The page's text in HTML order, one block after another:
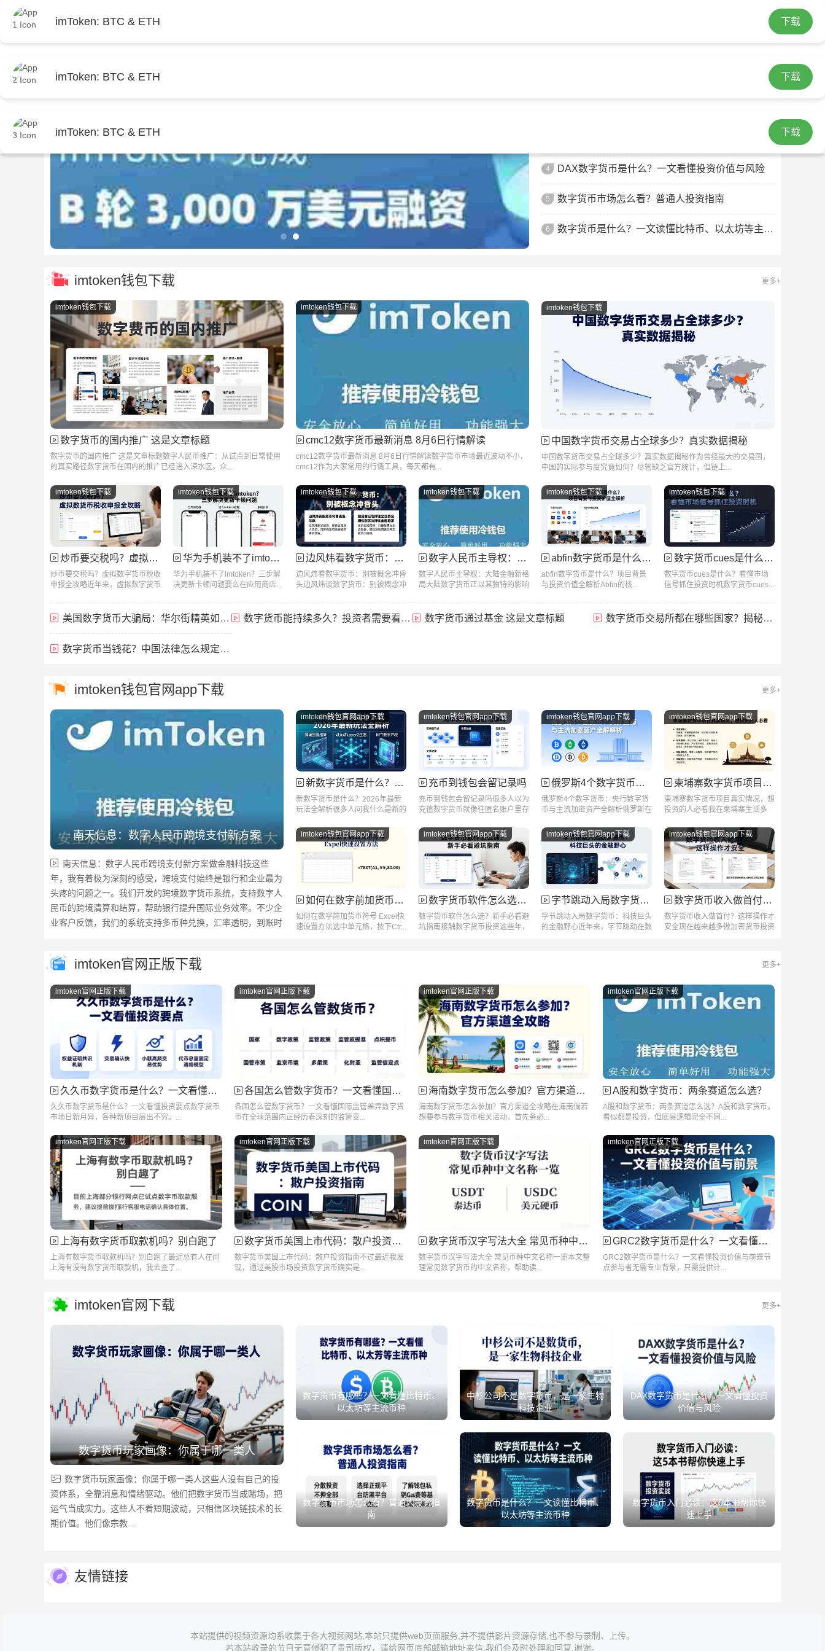
imToken: BTC & ETH 下载
imToken: BTC & ETH 下载
imToken: BTC & ETH 下载
4 DAX数字货币是什么？一文看懂投资价值与风险
5 数字货币市场怎么看？普通人投资指南
6 数字货币是什么？一文读懂比特币、以太坊等主流币种
imtoken钱包下载 更多+
imtoken钱包下载
数字货币的国内推广 这是文章标题
数字货币的国内推广 这是文章标题数字人民币推广：从试点到日常使用
的真实路径数字货币在国内的推广已经进入深水区。众...
imtoken钱包下载
cmc12数字货币最新消息 8月6日行情解读
cmc12数字货币最新消息 8月6日行情解读数字货币市场最近波动不小，
cmc12作为大家常用的行情工具，每天都有...
imtoken钱包下载
中国数字货币交易占全球多少？真实数据揭秘
中国数字货币交易占全球多少？真实数据揭秘作为曾经最大的交易国，
中国的实际参与度究竟如何？尽管缺乏官方统计，但链上...
imtoken钱包下载
炒币要交税吗？虚拟数字货币税收申报全攻略
炒币要交税吗？虚拟数字货币税收
申报全攻略近年来，虚拟数字货币
imtoken钱包下载
华为手机装不了imtoken？三步解决更新卡顿问题
华为手机装不了imtoken？三步解
决更新卡顿问题要么在应用商店...
imtoken钱包下载
边风炜看数字货币：别被概念冲昏头
边风炜看数字货币：别被概念冲昏
头边风炜谈数字货币：别被概念冲
imtoken钱包下载
数字人民币主导权：大陆金融新格局
数字人民币主导权：大陆金融新格
局大陆数字货币正以其独特的影响
imtoken钱包下载
abfin数字货币是什么？项目背景与投资价值全解析
abfin数字货币是什么？项目背景
与投资价值全解析Abfin的核...
imtoken钱包下载
数字货币cues是什么？看懂市场信号抓住投资时机
数字货币cues是什么？看懂市场
信号抓住投资时机数字货币cues...
美国数字货币大骗局：华尔街精英如何收割普通人的血汗钱 数字货币能持续多久？投资者需要看清的真相 数字货币通过基金 这是文章标题 数字货币交易所都在哪些国家？揭秘选址背后的秘密
数字货币当钱花？中国法律怎么规定的？
imtoken钱包官网app下载 更多+
南天信息：数字人民币跨境支付新方案
南天信息：数字人民币跨境支付新方案做金融科技这些
年，我有着极为深刻的感受，跨境支付始终是银行和企业最为
头疼的问题之一。我们开发的跨境数字货币系统，支持数字人
民币的跨境清算和结算，帮助银行提升国际业务效率。不少企
业客户反馈，我们的系统支持多币种兑换，汇率透明，到账时
imtoken钱包官网app下载
新数字货币是什么？2026年最新玩法全解析
新数字货币是什么？2026年最新
玩法全解析很多人问我什么是新的
imtoken钱包官网app下载
充币到钱包会留记录吗
充币到钱包会留记录吗很多人以为
充值数字货币就像往匿名账户里存
imtoken钱包官网app下载
俄罗斯4个数字货币：央行数字货币与主流加密资产全解析
俄罗斯4个数字货币：央行数字货
币与主流加密资产全解析俄罗斯在
imtoken钱包官网app下载
柬埔寨数字货币项目真实情况，想投资的人必看
柬埔寨数字货币项目真实情况，想
投资的人必看我在柬埔寨生活多
imtoken钱包官网app下载
如何在数字前加货币符号 Excel快速设置方法
如何在数字前加货币符号 Excel快
速设置方法选中单元格，按下Ctr...
imtoken钱包官网app下载
数字货币软件怎么选？新手必看避坑指南
数字货币软件怎么选？新手必看避
坑指南接触数字货币投资这些年，
imtoken钱包官网app下载
字节跳动入局数字货币：科技巨头的金融野心
字节跳动入局数字货币：科技巨头
的金融野心近年来，字节跳动在数
imtoken钱包官网app下载
数字货币收入做首付？这样操作才安全
数字货币收入做首付？这样操作才
安全现在越来越多做加密货币投资
imtoken官网正版下载 更多+
imtoken官网正版下载
久久币数字货币是什么？一文看懂投资要点
久久币数字货币是什么？一文看懂投资要点数字货币
市场日新月异，各种新项目层出不穷。...
imtoken官网正版下载
各国怎么管数字货币？一文看懂国际监管差异
各国怎么管数字货币？一文看懂国际监管差异数字货
币在全球范围内正经历着深刻的监管变...
imtoken官网正版下载
海南数字货币怎么参加？官方渠道全攻略
海南数字货币怎么参加？官方渠道全攻略在海南倘若
想要参与数字货币相关活动，首先务必...
imtoken官网正版下载
A股和数字货币：两条赛道怎么选？
A股和数字货币：两条赛道怎么选？A股和数字货币，
看似都是投资，但底层逻辑完全不同...
imtoken官网正版下载
上海有数字货币取款机吗？别白跑了
上海有数字货币取款机吗？别白跑了最近总有人在问
上海有没有数字货币取款机，我去查了...
imtoken官网正版下载
数字货币美国上市代码：散户投资指南
数字货币美国上市代码：散户投资指南不过最近我发
现，通过美股市场投资数字货币确实是...
imtoken官网正版下载
数字货币汉字写法大全 常见币种中文名称一览
数字货币汉字写法大全 常见币种中文名称一览本文整
理常见数字货币的中文名称，帮助读...
imtoken官网正版下载
GRC2数字货币是什么？一文看懂投资价值与前景
GRC2数字货币是什么？一文看懂投资价值与前景节
点参与者无需专业背景，只需提供计...
imtoken官网下载 更多+
数字货币玩家画像：你属于哪一类人
数字货币玩家画像：你属于哪一类人这些人没有自己的投
资体系，全靠消息和情绪驱动。他们把数字货币当成赌场，把
运气当成实力。这些人不看短期波动，只相信区块链技术的长
期价值。他们像宗教...
数字货币有哪些？一文看懂比特币、
以太坊等主流币种
中杉公司不是数字货币，是一家生物
科技企业
DAX数字货币是什么？一文看懂投资
价值与风险
数字货币市场怎么看？普通人投资指
南
数字货币是什么？一文读懂比特币、
以太坊等主流币种
数字货币入门必读：这5本书帮你快
速上手
友情链接
本站提供的视频资源均系收集于各大视频网站,本站只提供web页面服务,并不提供影片资源存储,也不参与录制、上传。
若本站收录的节目无意侵犯了贵司版权，请给网页底部邮箱地址来信,我们会及时处理和回复,谢谢。